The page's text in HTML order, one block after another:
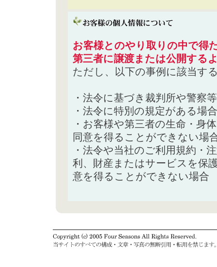
お客様とのやり取りの中で得
第三者に譲渡または公開する
ただし、以下の事例に該当す
・法令に基づき裁判所や警察
・法令に特別の規定がある場合
・お客様や第三者の生命・身
同意を得ることができない場
・法令や当社のご利用規約・
利、財産またはサービスを保
意を得ることができない場合